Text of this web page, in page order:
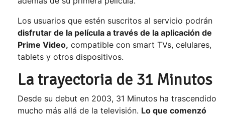
Los usuarios que estén suscritos al servicio podrán
disfrutar de la película a través de la aplicación de
Prime Video, compatible con smart TVs, celulares,
tablets y otros dispositivos.
La trayectoria de 31 Minutos
Desde su debut en 2003, 31 Minutos ha trascendido
mucho más allá de la televisión. Lo que comenzó